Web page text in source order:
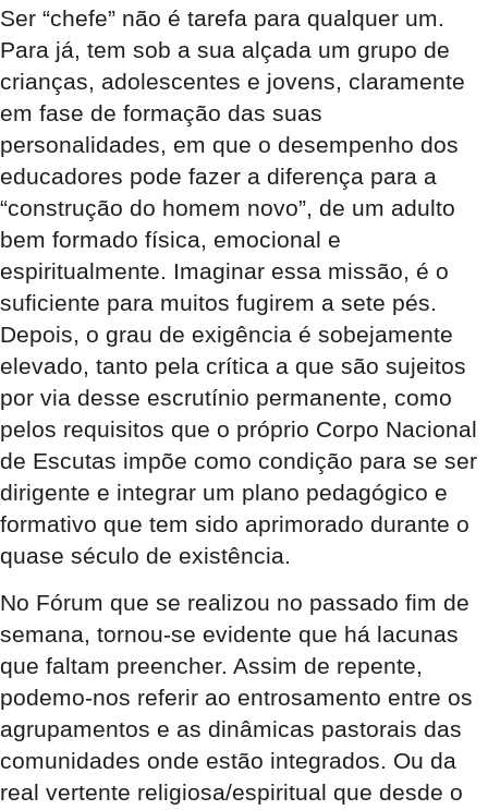
Ser “chefe” não é tarefa para qualquer um.
Para já, tem sob a sua alçada um grupo de
crianças, adolescentes e jovens, claramente
em fase de formação das suas
personalidades, em que o desempenho dos
educadores pode fazer a diferença para a
“construção do homem novo”, de um adulto
bem formado física, emocional e
espiritualmente. Imaginar essa missão, é o
suficiente para muitos fugirem a sete pés.
Depois, o grau de exigência é sobejamente
elevado, tanto pela crítica a que são sujeitos
por via desse escrutínio permanente, como
pelos requisitos que o próprio Corpo Nacional
de Escutas impõe como condição para se ser
dirigente e integrar um plano pedagógico e
formativo que tem sido aprimorado durante o
quase século de existência.
No Fórum que se realizou no passado fim de
semana, tornou-se evidente que há lacunas
que faltam preencher. Assim de repente,
podemo-nos referir ao entrosamento entre os
agrupamentos e as dinâmicas pastorais das
comunidades onde estão integrados. Ou da
real vertente religiosa/espiritual que desde o